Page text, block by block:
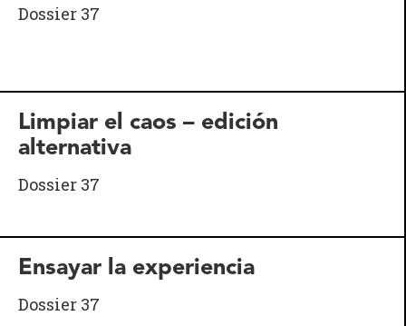
Dossier 37
Limpiar el caos – edición
alternativa
Dossier 37
Ensayar la experiencia
Dossier 37